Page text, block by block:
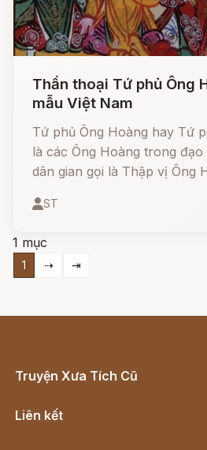
Thần thoại Tứ phủ Ông
mẫu Việt Nam
Tứ phủ Ông Hoàng hay Tứ
là các Ông Hoàng trong
dân gian gọi là Thập vị Ông Hoàng
Quan trên ban thờ Tứ phủ.
ST
1 mục
1 ⇢ ⇥
Truyện Xưa Tích Cũ
Liên kết